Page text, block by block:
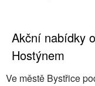
Akční nabídky
Hostýnem
Ve městě Bystřice